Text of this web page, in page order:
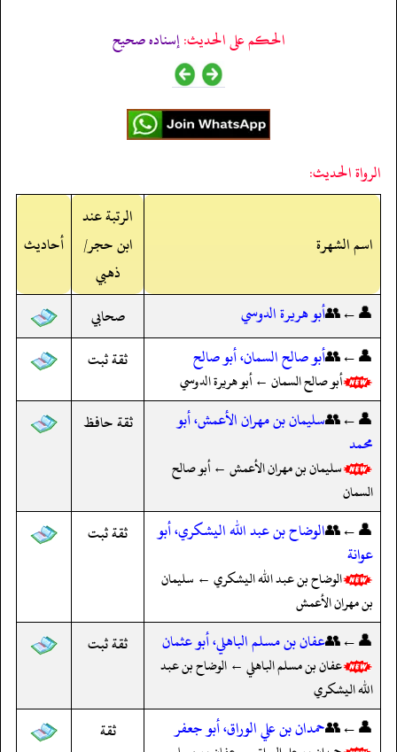
الحكم على الحديث:إسناده صحيح
الرواة الحديث:
اسم الشهرة
الرتبة عند
ابن حجر/
ذهبي
أحاديث
👤←👥أبو هريرة الدوسي
صحابي
👤←👥أبو صالح السمان، أبو صالح
أبو صالح السمان ← أبو هريرة الدوسي
ثقة ثبت
👤←👥سليمان بن مهران الأعمش، أبو
محمد
سليمان بن مهران الأعمش ← أبو صالح
السمان
ثقة حافظ
👤←👥الوضاح بن عبد الله اليشكري، أبو
عوانة
الوضاح بن عبد الله اليشكري ← سليمان
بن مهران الأعمش
ثقة ثبت
👤←👥عفان بن مسلم الباهلي، أبو عثمان
عفان بن مسلم الباهلي ← الوضاح بن عبد
الله اليشكري
ثقة ثبت
👤←👥حمدان بن علي الوراق، أبو جعفر ثقة